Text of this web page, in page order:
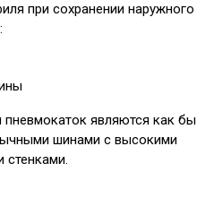
при сохранении наружного
являются как бы
шинами с высокими